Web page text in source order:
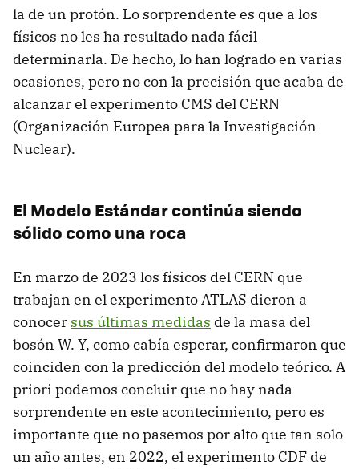
la de un protón. Lo sorprendente es que a los
físicos no les ha resultado nada fácil
determinarla. De hecho, lo han logrado en varias
ocasiones, pero no con la precisión que acaba de
alcanzar el experimento CMS del CERN
(Organización Europea para la Investigación
Nuclear).
El Modelo Estándar continúa siendo
sólido como una roca
En marzo de 2023 los físicos del CERN que
trabajan en el experimento ATLAS dieron a
conocer sus últimas medidas de la masa del
bosón W. Y, como cabía esperar, confirmaron que
coinciden con la predicción del modelo teórico. A
priori podemos concluir que no hay nada
sorprendente en este acontecimiento, pero es
importante que no pasemos por alto que tan solo
un año antes, en 2022, el experimento CDF de